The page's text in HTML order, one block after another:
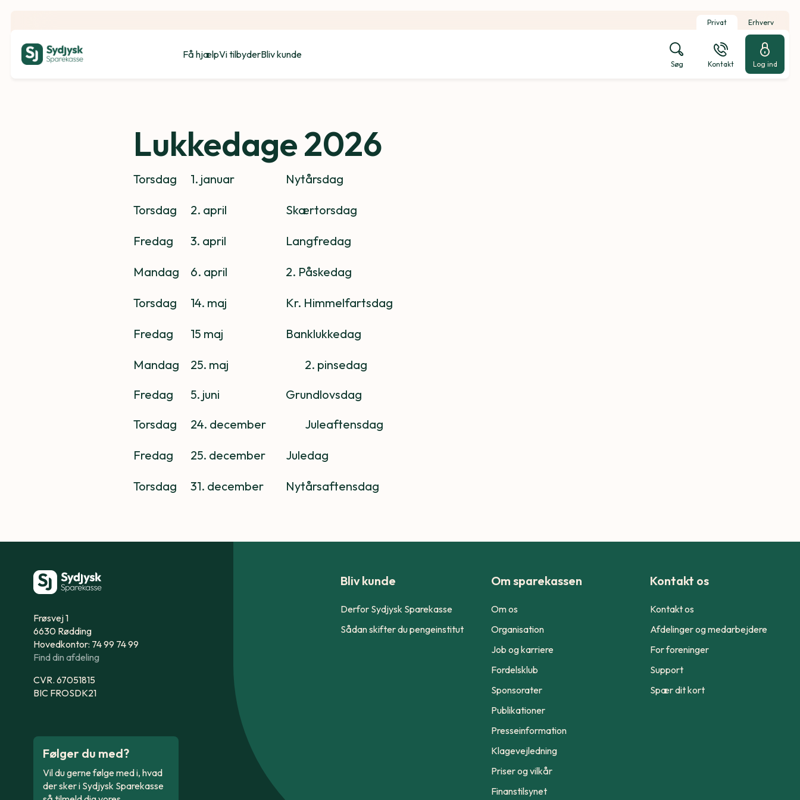
Privat Erhverv
Få hjælpVi tilbyderBliv kunde
Søg Kontakt Log ind
Lukkedage 2026
Torsdag 1. januar Nytårsdag
Torsdag
	2
. april Skærtorsdag
Fredag
	3
. april Langfredag
Mandag
	6
. april 2. Påskedag
Torsdag
	14
. maj Kr. Himmelfartsdag
Fredag
	15
maj Banklukkedag
Mandag
	25
. maj
2. pinsedag
Fredag
	5
. juni
Grundlovsdag
Torsdag
24. december Juleaftensdag
Fredag 25. december Juledag
Torsdag 31. december Nytårsaftensdag
Bliv kunde
Derfor Sydjysk Sparekasse
Sådan skifter du pengeinstitut
Om sparekassen
Om os
Organisation
Job og karriere
Fordelsklub
Sponsorater
Publikationer
Presseinformation
Klagevejledning
Priser og vilkår
Finanstilsynet
Kontakt os
Kontakt os
Afdelinger og medarbejdere
For foreninger
Support
Spær dit kort
Frøsvej 1
6630 Rødding
Hovedkontor: 74 99 74 99
Find din afdeling
CVR. 67051815
BIC FROSDK21
Følger du med?
Vil du gerne følge med i, hvad
der sker i Sydjysk Sparekasse